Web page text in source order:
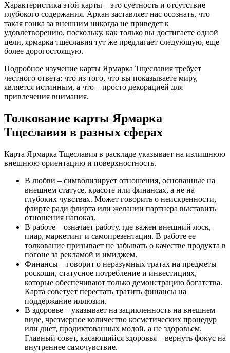
Характеристика этой карты – это суетность и отсутствие
глубокого содержания. Аркан заставляет нас осознать, что
такая гонка за внешним никогда не приведет к
удовлетворению, поскольку, как только вы достигаете одной
цели, ярмарка тщеславия тут же предлагает следующую, еще
более дорогостоящую.
Подробное изучение карты Ярмарка Тщеславия требует
честного ответа: что из того, что вы показываете миру,
является истинным, а что – просто декорацией для
привлечения внимания.
Толкование карты Ярмарка
Тщеславия в разных сферах
Карта Ярмарка Тщеславия в раскладе указывает на излишнюю
внешнюю ориентацию и поверхностность.
В любви – символизирует отношения, основанные на
внешнем статусе, красоте или финансах, а не на
глубоких чувствах. Может говорить о неискренности,
флирте ради флирта или желании партнера выставить
отношения напоказ.
В работе – означает работу, где важен внешний лоск,
пиар, маркетинг и самопрезентация. В работе ее
толкование призывает не забывать о качестве продукта в
погоне за рекламой и имиджем.
Финансы – говорит о неразумных тратах на предметы
роскоши, статусное потребление и инвестициях,
которые обеспечивают только демонстрацию богатства.
Карта советует перестать тратить финансы на
поддержание иллюзии.
В здоровье – указывает на зацикленность на внешнем
виде, чрезмерное количество косметических процедур
или диет, продиктованных модой, а не здоровьем.
Главный совет, касающийся здоровья – вернуть фокус на
внутреннее самочувствие.